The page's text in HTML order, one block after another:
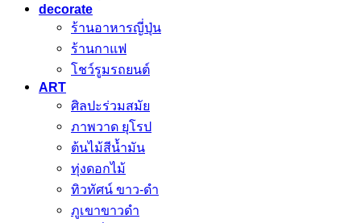
decorate
ร้านอาหารญี่ปุ่น
ร้านกาแฟ
โชว์รูมรถยนต์
ART
ศิลปะร่วมสมัย
ภาพวาด ยุโรป
ต้นไม้สีน้ำมัน
ทุ่งดอกไม้
ทิวทัศน์ ขาว-ดำ
ภูเขาขาวดำ